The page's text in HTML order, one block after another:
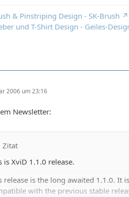
& Pinstriping Design - SK-Brush
und T-Shirt Design - Geiles-
2006 um 23:16
Newsletter:
Zitat
is XviD 1.1.0 release.
release is the long awaited 1.1.0. It
with the previous stable